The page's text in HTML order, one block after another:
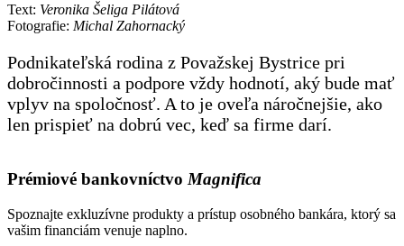
Text: Veronika Šeliga Pilátová
Fotografie: Michal Zahornacký
Podnikateľská rodina z Považskej Bystrice pri
dobročinnosti a podpore vždy hodnotí, aký bude mať
vplyv na spoločnosť. A to je oveľa náročnejšie, ako
len prispieť na dobrú vec, keď sa firme darí.
Prémiové bankovníctvoMagnifica
Spoznajte exkluzívne produkty a prístup osobného bankára, ktorý sa
vašim financiám venuje naplno.